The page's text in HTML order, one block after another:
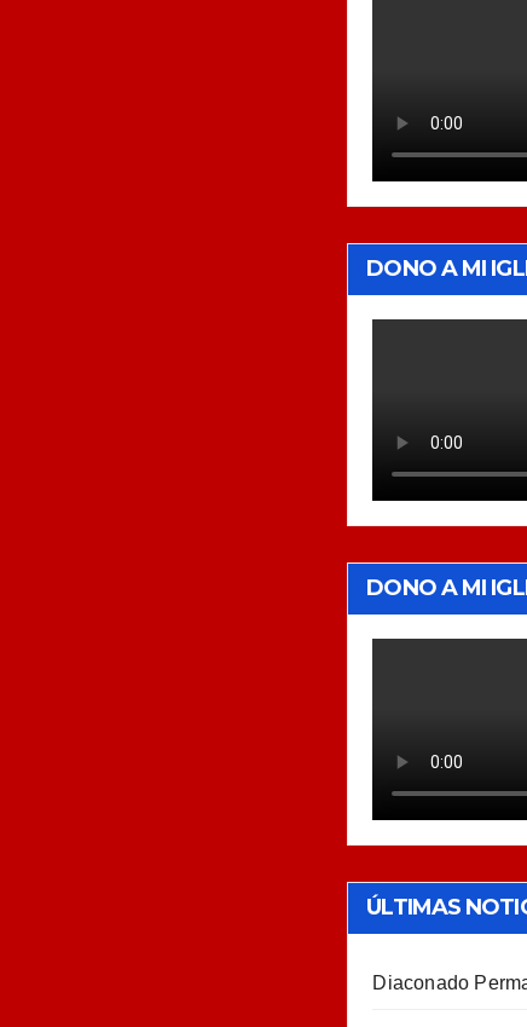
DONO A MI
DONO A MI
ÚLTIMAS
Diaconado